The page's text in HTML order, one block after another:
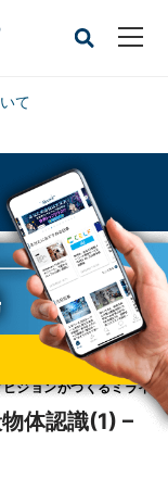
て
with CNN features
ジョンがつくるミライ
体認識(1) –